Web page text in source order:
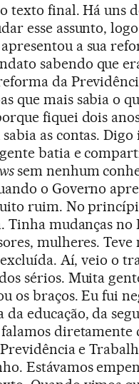
texto final. Há uns
esse assunto,
a sua
sabendo que
da
que mais sabia o
fiquei dois
as contas. Digo
batia e
sem nenhum
o Governo
ruim. No
Tinha mudanças no
mulheres.
Aí, veio o
sérios. Muita
os braços. Eu fui
da educação, da
diretamente
e
Estávamos